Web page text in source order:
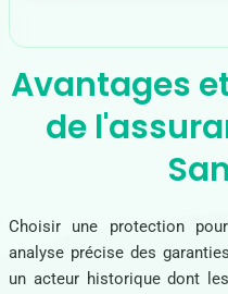
Avantages
de
Choisir une protection
analyse précise des
un acteur historique dont les